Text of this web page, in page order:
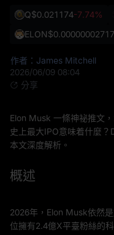
Q$0.021174-7.74%
ELON$0.00000002717
作者：James Mitchell
2026/06/09 08:04
分享
Elon Musk 一條神祕推文
史上最大IPO意味着什麼
本文深度解析。
概述
2026年，Elon Musk依然
位擁有2.4億X平臺粉絲的